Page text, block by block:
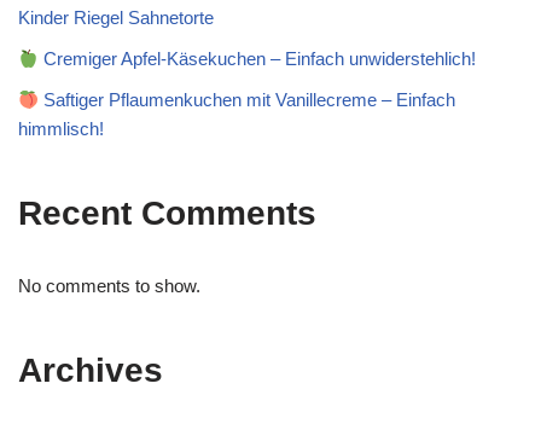
Kinder Riegel Sahnetorte
Cremiger Apfel-Käsekuchen – Einfach unwiderstehlich!
Saftiger Pflaumenkuchen mit Vanillecreme – Einfach
himmlisch!
Recent Comments
No comments to show.
Archives